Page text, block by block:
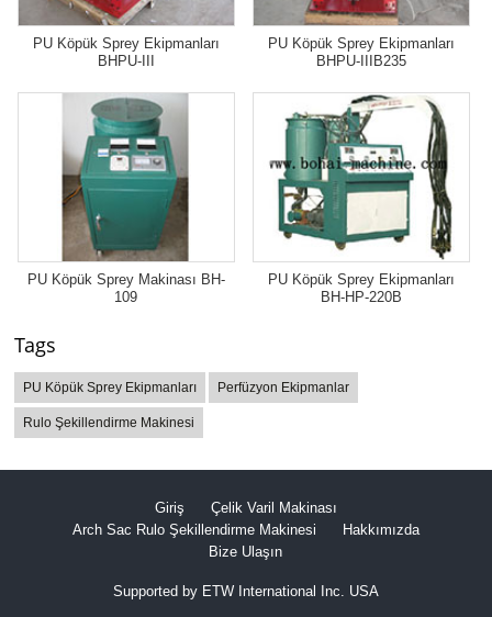
PU Köpük Sprey Ekipmanları
BHPU-III
PU Köpük Sprey Ekipmanları
BHPU-IIIB235
PU Köpük Sprey Makinası BH-
109
PU Köpük Sprey Ekipmanları
BH-HP-220B
Tags
PU Köpük Sprey Ekipmanları Perfüzyon Ekipmanlar
Rulo Şekillendirme Makinesi
Giriş
Çelik Varil Makinası
Arch Sac Rulo Şekillendirme Makinesi
Hakkımızda
Bize Ulaşın
Supported by ETW International Inc. USA